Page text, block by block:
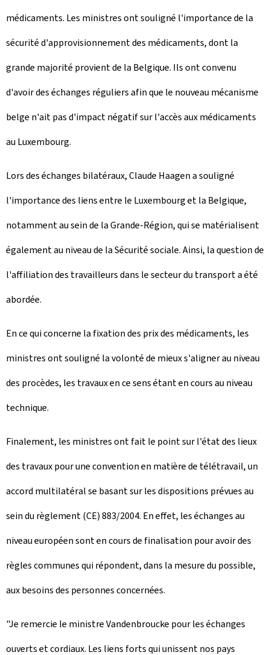
médicaments. Les ministres ont souligné l'importance de la
sécurité d'approvisionnement des médicaments, dont la
grande majorité provient de la Belgique. Ils ont convenu
d'avoir des échanges réguliers afin que le nouveau mécanisme
belge n'ait pas d'impact négatif sur l'accès aux médicaments
au Luxembourg.
Lors des échanges bilatéraux, Claude Haagen a souligné
l'importance des liens entre le Luxembourg et la Belgique,
notamment au sein de la Grande-Région, qui se matérialisent
également au niveau de la Sécurité sociale. Ainsi, la question de
l'affiliation des travailleurs dans le secteur du transport a été
abordée.
En ce qui concerne la fixation des prix des médicaments, les
ministres ont souligné la volonté de mieux s'aligner au niveau
des procèdes, les travaux en ce sens étant en cours au niveau
technique.
Finalement, les ministres ont fait le point sur l'état des lieux
des travaux pour une convention en matière de télétravail, un
accord multilatéral se basant sur les dispositions prévues au
sein du règlement (CE) 883/2004. En effet, les échanges au
niveau européen sont en cours de finalisation pour avoir des
règles communes qui répondent, dans la mesure du possible,
aux besoins des personnes concernées.
"Je remercie le ministre Vandenbroucke pour les échanges
ouverts et cordiaux. Les liens forts qui unissent nos pays